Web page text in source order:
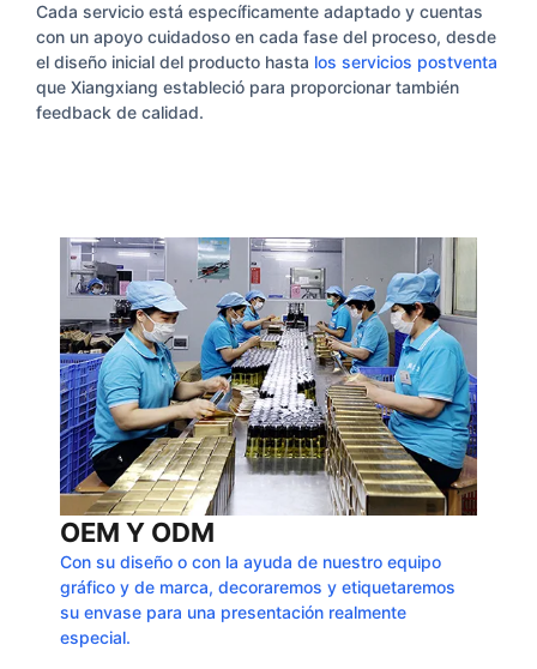
Cada servicio está específicamente adaptado y cuentas
con un apoyo cuidadoso en cada fase del proceso, desde
el diseño inicial del producto hasta los servicios postventa
que Xiangxiang estableció para proporcionar también
feedback de calidad.
OEM Y ODM
Con su diseño o con la ayuda de nuestro equipo
gráfico y de marca, decoraremos y etiquetaremos
su envase para una presentación realmente
especial.